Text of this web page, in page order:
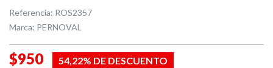
Referencia: ROS2357
Marca: PERNOVAL
$950
54,22% DE DESCUENTO